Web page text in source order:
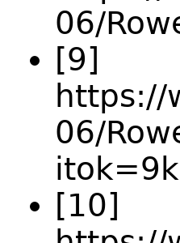
06/
[9]
https://
06/
[10]